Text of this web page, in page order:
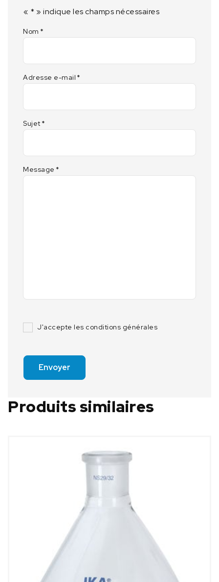
« * » indique les champs nécessaires
Nom *
Adresse e-mail *
Sujet *
Message *
J'accepte les conditions générales
Envoyer
Produits similaires